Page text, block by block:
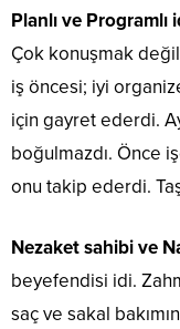
Planlı ve Programlı
Çok konuşmak
iş öncesi; iyi
için gayret ederdi.
boğulmazdı. Önce
onu takip ederdi.
Nezaket sahibi ve
beyefendisi idi.
saç ve sakal